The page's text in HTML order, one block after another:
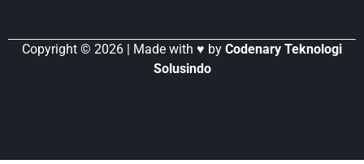
Copyright © 2026 | Made with ♥ by Codenary Teknologi
Solusindo